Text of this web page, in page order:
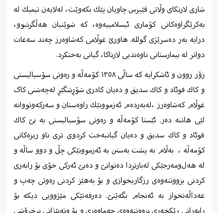
شاری لارنكای وڵاتی قێبرس چاویان پێك بكه‌وێت، له‌لایه‌ن تیمیك له
‌به‌كرێگراوه‌كانی كۆماری ئیسلامییه‌وه، كه‌ شوێنیان هەڵگرتبوو،
‌درایه‌ به‌ر ده‌سرێژی گولله‌. هاورێ غوڵامی كه‌شاوه‌رز چه‌ند سه‌عات
دواتر له‌ بیمارستانی ناوه‌ندیی لارناكا، گیانی به‌ختكرد.
زۆر روون و ئاشکرایە کە ساڵی ١٣٥٨ كۆمەڵە و رەوتی سۆسیالیستی
و كاك فوئاد و كاك سدیق و دەیان کادری شۆڕشگێڕ لەچەشنی کاک
غوڵام کەشاوەرز ،لەبەردەم ئەزموونێك راوەستان و سەركەوتووانە
لێی هاتنە دەر. ئێستا كۆمەڵە و رەوتی سۆسیالیستی بە بێ‌ كاك
فوئاد و كاك سدیق و دەیان گیانبەخت کردوی تری ناو ریزەکانی
کۆمەڵە ، بەڵام بە پشت بەستن بە ئەزموونێكی چڵ و دوو ساڵە و
لە هەل‌ومەرجێكی لەبارتردا دەتوانێ‌ و دەبێ‌ ئەركی خۆی بۆ رابەری
كردنی بزووتنەوەی رزگاریخوازی و بۆ بەهێز كردنی رەوتی چەپ و
عەداڵەتخواز بە ئەنجام بگەێنێ‌. دەرفەتێكی مێژوویی دیكە بۆ